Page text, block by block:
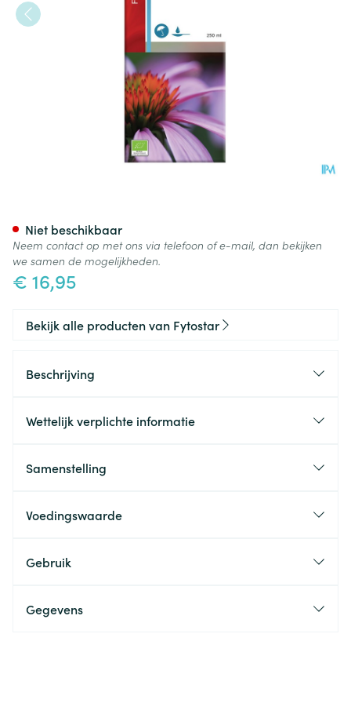
€ 16,95
Niet beschikbaar
Neem contact op met ons via telefoon of e-mail, dan bekijken
we samen de mogelijkheden.
Bekijk alle producten van Fytostar
Beschrijving
Wettelijk verplichte informatie
Samenstelling
Voedingswaarde
Gebruik
Gegevens